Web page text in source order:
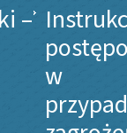
–
w